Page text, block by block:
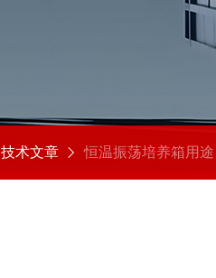
技术文章 恒温振荡培养箱用途、使用方式与注意